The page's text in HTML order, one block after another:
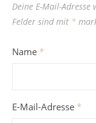
Deine E-Mail-
Felder sind mit *
Name *
E-Mail-Adresse *